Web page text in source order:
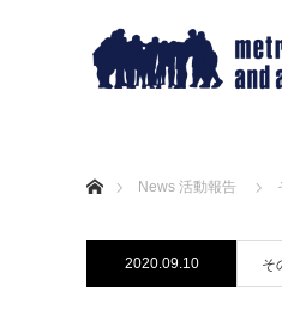
News 活動報告
2020.09.10 そ